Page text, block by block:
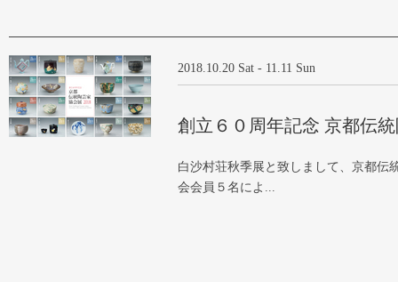
2018.10.20 Sat - 11.11 Sun
創立６０周年記念 京都伝
白沙村荘秋季展と致しまして、京都伝
会会員５名によ...